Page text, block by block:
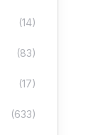
(14)
(83)
(17)
(633)